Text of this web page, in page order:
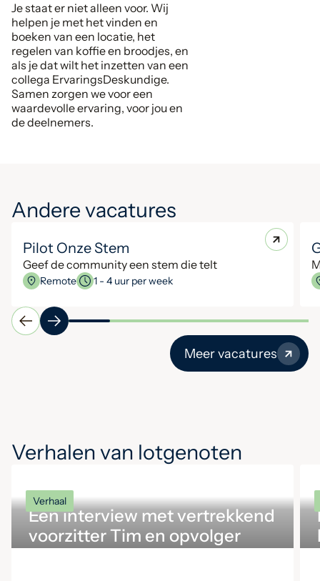
Je staat er niet alleen voor. Wij
helpen je met het vinden en
boeken van een locatie, het
regelen van koffie en broodjes, en
als je dat wilt het inzetten van een
collega ErvaringsDeskundige.
Samen zorgen we voor een
waardevolle ervaring, voor jou en
de deelnemers.
Andere vacatures
Pilot Onze Stem
Geef de community een stem die telt
Remote 1 - 4 uur per week
Meer vacatures
Verhalen van lotgenoten
Verhaal
Een interview met vertrekkend
voorzitter Tim en opvolger